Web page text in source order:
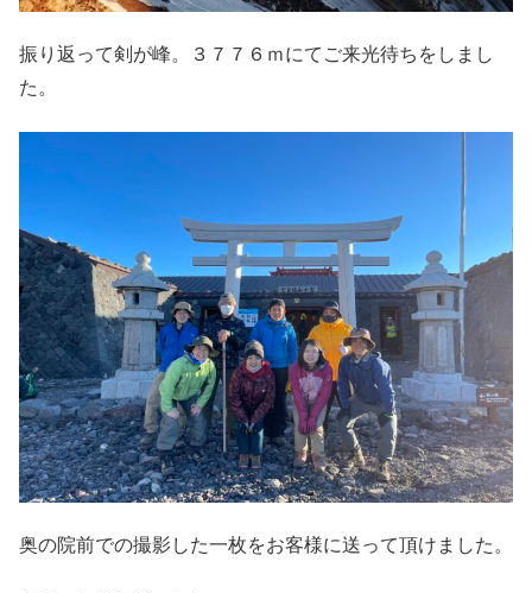
振り返って剣が峰。３７７６ｍにてご来光待ちをしまし
た。
奥の院前での撮影した一枚をお客様に送って頂けました。